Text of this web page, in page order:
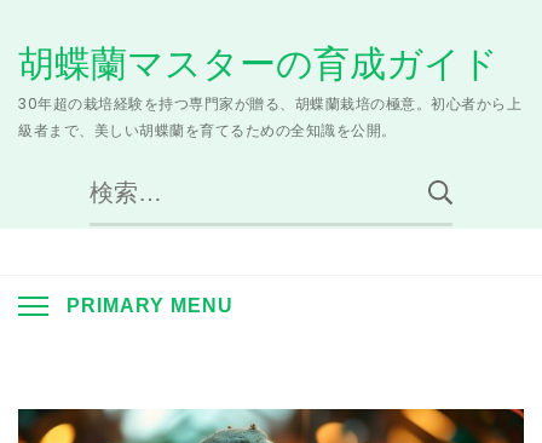
to
content
胡蝶蘭マスターの育成ガイド
30年超の栽培経験を持つ専門家が贈る、胡蝶蘭栽培の極意。初心者から上
級者まで、美しい胡蝶蘭を育てるための全知識を公開。
検
索:
PRIMARY MENU